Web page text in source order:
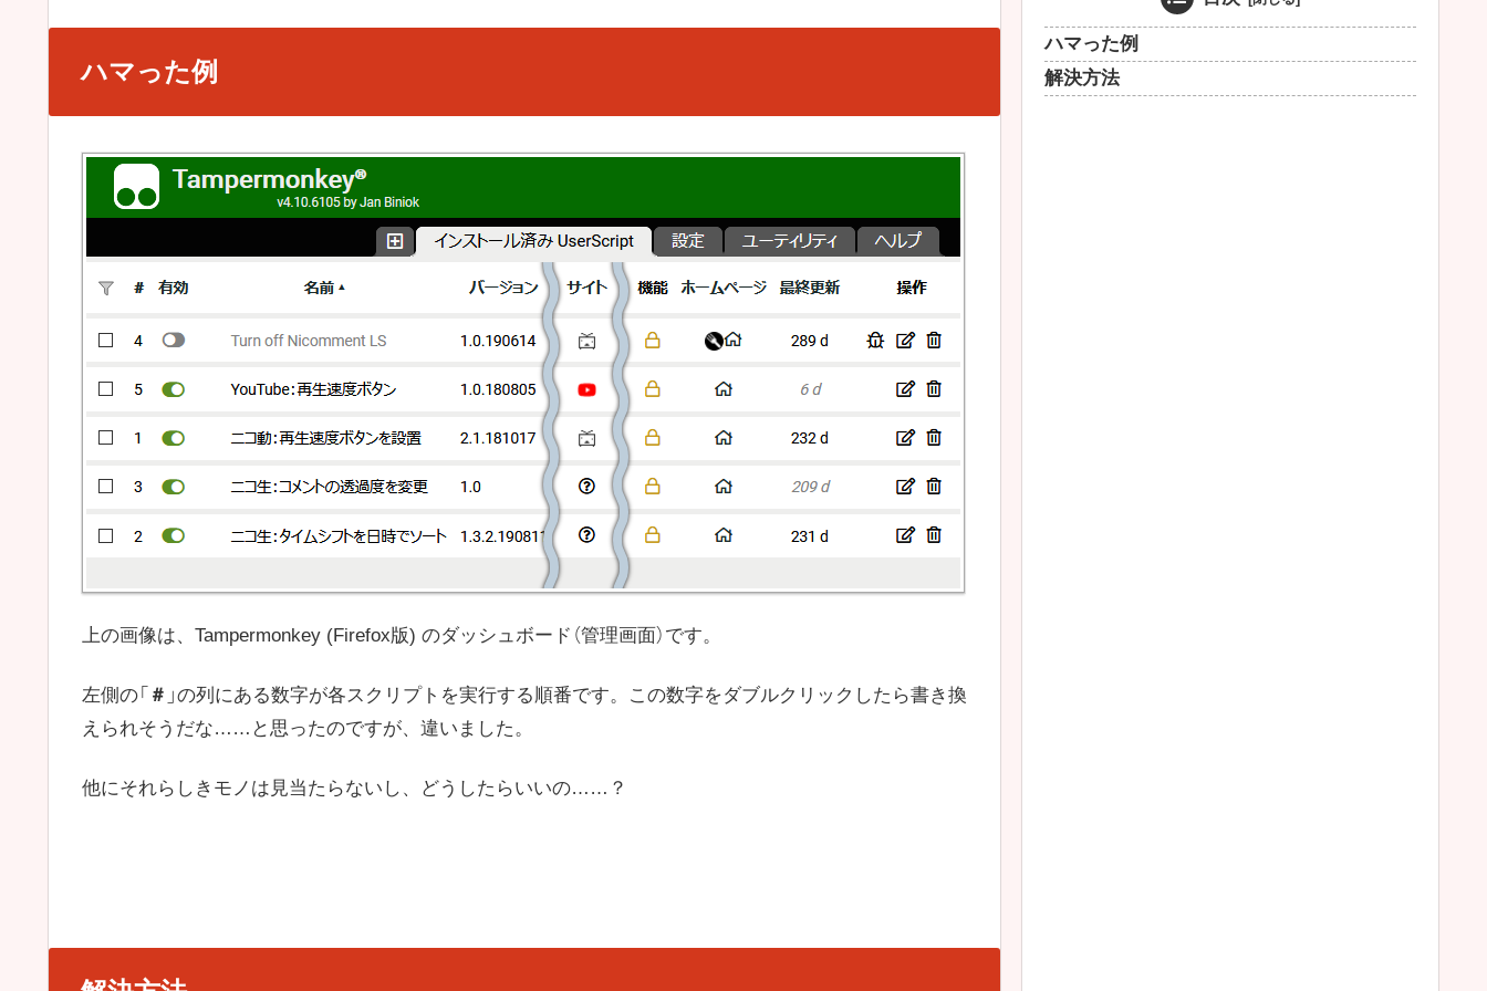
ハマった例
上の画像は、Tampermonkey (Firefox版) のダッシュボード（管理画面）です。
左側の「 ＃ 」の列にある数字が各スクリプトを実行する順番です。この数字をダブルクリックしたら書き換
えられそうだな……と思ったのですが、違いました。
他にそれらしきモノは見当たらないし、どうしたらいいの……？
ハマった例
解決方法